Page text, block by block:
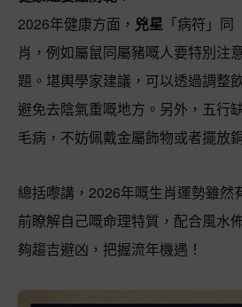
2026年健康方面， 兇星 「病符」
肖，例如屬鼠同屬豬嘅人要特別注
題。堪輿學家建議，可以透過調整
避免去陰氣重嘅地方。另外，五行
毛病，不妨佩戴金屬飾物或者擺放
總括嚟講，2026年嘅生肖運勢雖然
前瞭解自己嘅命理特質，配合風水
夠趨吉避凶，把握流年機遇！